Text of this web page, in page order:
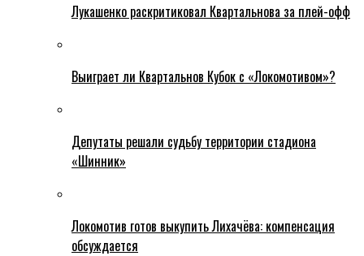
Лукашенко раскритиковал Квартальнова за плей-офф
Выиграет ли Квартальнов Кубок с «Локомотивом»?
Депутаты решали судьбу территории стадиона
«Шинник»
Локомотив готов выкупить Лихачёва: компенсация
обсуждается